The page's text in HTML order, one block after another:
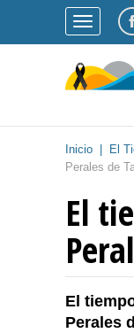
Inicio El
Perales de
El
El
Perales